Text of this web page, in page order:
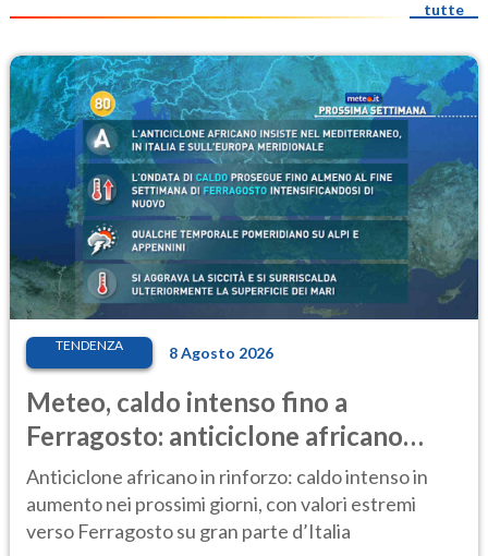
tutte
TENDENZA 8 Agosto 2026
Meteo, caldo intenso fino a
Ferragosto: anticiclone africano
ancora protagonista
Anticiclone africano in rinforzo: caldo intenso in
aumento nei prossimi giorni, con valori estremi
verso Ferragosto su gran parte d’Italia